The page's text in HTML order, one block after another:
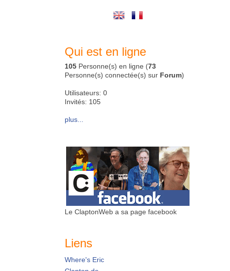
Qui est en ligne
105 Personne(s) en ligne (73
Personne(s) connectée(s) sur Forum)
Utilisateurs: 0
Invités: 105
plus...
Le ClaptonWeb a sa page facebook
Liens
Where's Eric